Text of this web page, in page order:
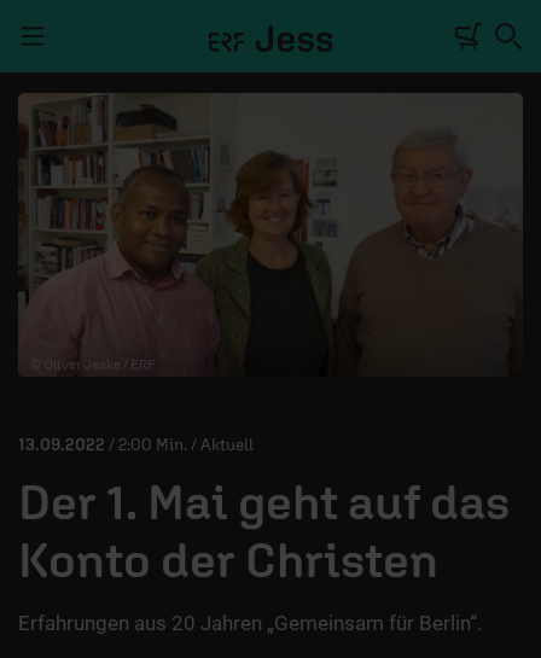
TALKWERK
REPORTAGE
RADIO
DEINE APP
MITMACHEN
ÜBER UNS
© Oliver Jeske / ERF
13.09.2022 / 2:00 Min. / Aktuell
Der 1. Mai geht auf das
Konto der Christen
Erfahrungen aus 20 Jahren „Gemeinsam für Berlin“.